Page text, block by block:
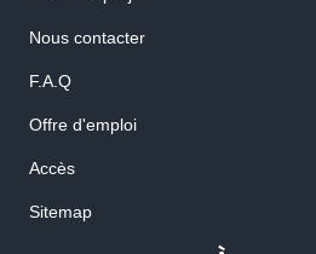
Nous contacter
F.A.Q
Offre d'emploi
Accès
Sitemap